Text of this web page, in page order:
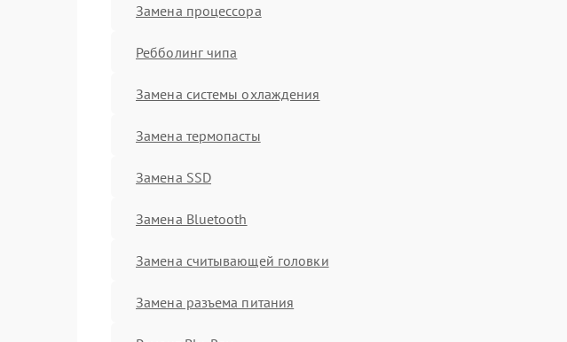
Замена процессора
Ребболинг чипа
Замена системы охлаждения
Замена термопасты
Замена SSD
Замена Bluetooth
Замена считывающей головки
Замена разъема питания